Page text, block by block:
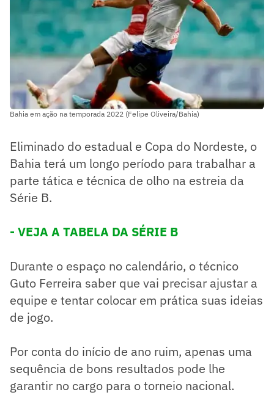
Bahia em ação na temporada 2022 (Felipe Oliveira/Bahia)
Eliminado do estadual e Copa do Nordeste, o
Bahia terá um longo período para trabalhar a
parte tática e técnica de olho na estreia da
Série B.
- VEJA A TABELA DA SÉRIE B
Durante o espaço no calendário, o técnico
Guto Ferreira saber que vai precisar ajustar a
equipe e tentar colocar em prática suas ideias
de jogo.
Por conta do início de ano ruim, apenas uma
sequência de bons resultados pode lhe
garantir no cargo para o torneio nacional.